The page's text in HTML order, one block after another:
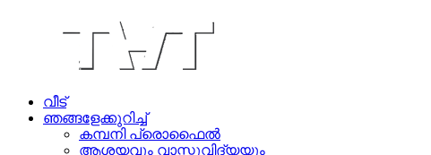
വീട്
ഞങ്ങളേക്കുറിച്ച്
കമ്പനി പ്രൊഫൈൽ
ആശയവും വാസ്തുവിദ്യയും